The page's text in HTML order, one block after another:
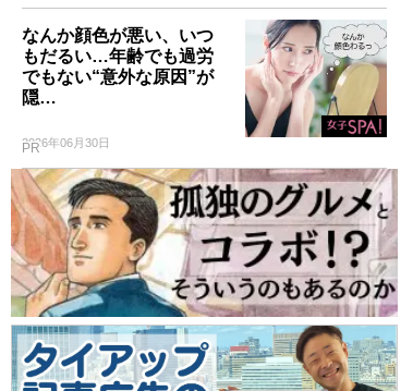
なんか顔色が悪い、いつ
もだるい…年齢でも過労
でもない“意外な原因”が
隠…
2026年06月30日
PR